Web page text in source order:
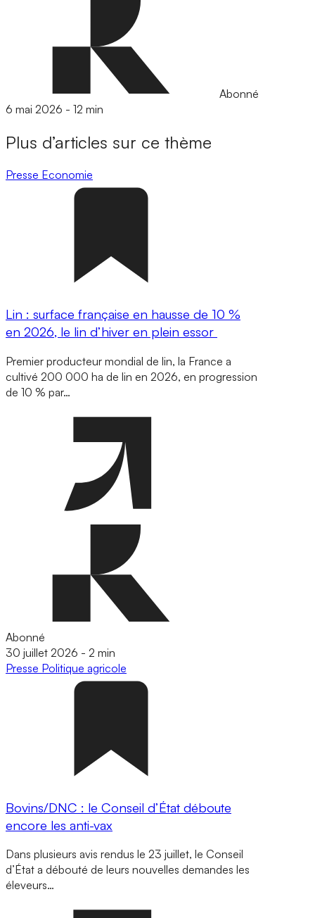
Abonné
6 mai 2026 - 12 min
Plus d’articles sur ce thème
Presse Economie
Lin : surface française en hausse de 10 %
en 2026, le lin d’hiver en plein essor
Premier producteur mondial de lin, la France a
cultivé 200 000 ha de lin en 2026, en progression
de 10 % par…
Abonné
30 juillet 2026 - 2 min
Presse Politique agricole
Bovins/DNC : le Conseil d’État déboute
encore les anti-vax
Dans plusieurs avis rendus le 23 juillet, le Conseil
d’État a débouté de leurs nouvelles demandes les
éleveurs…